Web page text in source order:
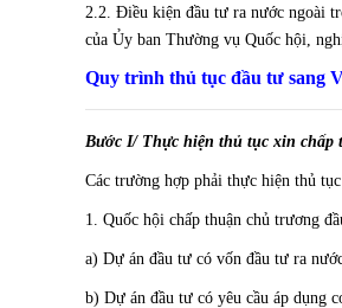
2.2. Điều kiện đầu tư ra nước ngoài
của Ủy ban Thường vụ Quốc hội,
Quy trình thủ tục đầu tư sang
Bước I/ Thực hiện thủ tục xin chấp
Các trường hợp phải thực hiện thủ
1. Quốc hội chấp thuận chủ trương
a) Dự án đầu tư có vốn đầu tư ra
b) Dự án đầu tư có yêu cầu áp dụng